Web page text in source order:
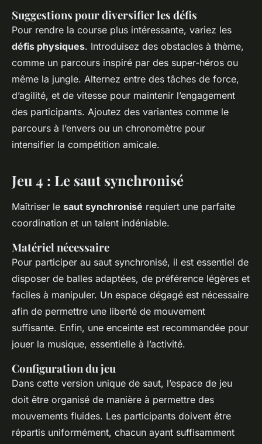
Suggestions pour diversifier les défis
Pour rendre la course plus intéressante, variez les
défis physiques. Introduisez des obstacles à thème,
comme un parcours inspiré par des super-héros ou
même la jungle. Alternez entre des tâches de force,
d’agilité, et de vitesse pour maintenir l’engagement
des participants. Ajoutez des variantes comme le
parcours à l’envers ou un chronomètre pour
intensifier la compétition amicale.
Jeu 4 : Le saut synchronisé
Maîtriser le saut synchronisé requiert une parfaite
coordination et un talent indéniable.
Matériel nécessaire
Pour participer au saut synchronisé, il est essentiel de
disposer de balles adaptées, de préférence légères et
faciles à manipuler. Un espace dégagé est nécessaire
afin de permettre une liberté de mouvement
suffisante. Enfin, une enceinte est recommandée pour
jouer la musique, essentielle à l’activité.
Configuration du jeu
Dans cette version unique de saut, l’espace de jeu
doit être organisé de manière à permettre des
mouvements fluides. Les participants doivent être
répartis uniformément, chacun ayant suffisamment